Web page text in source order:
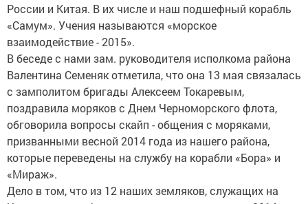
России и Китая. В их числе и наш подшефный корабль
«Самум». Учения называются «морское
взаимодействие - 2015».
В беседе с нами зам. руководителя исполкома района
Валентина Семеняк отметила, что она 13 мая связалась
с замполитом бригады Алексеем Токаревым,
поздравила моряков с Днем Черноморского флота,
обговорила вопросы скайп - общения с моряками,
призванными весной 2014 года из нашего района,
которые переведены на службу на корабли «Бора» и
«Мираж».
Дело в том, что из 12 наших земляков, служащих на